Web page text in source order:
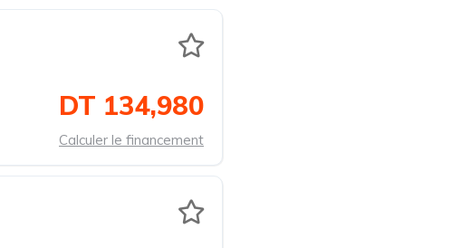
DT 134,980
Calculer le financement